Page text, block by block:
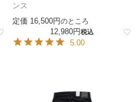
ンス
定価 16,500 のところ
12,980 税込
5.00